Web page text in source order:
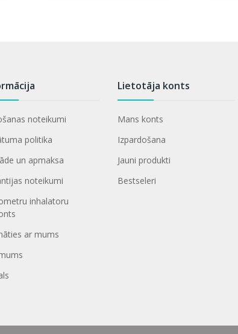
noteikumi
politika
un apmaksa
noteikumi
inhalatoru
ar mums
Lietotāja konts
Mans konts
Izpardošana
Jauni produkti
Bestseleri